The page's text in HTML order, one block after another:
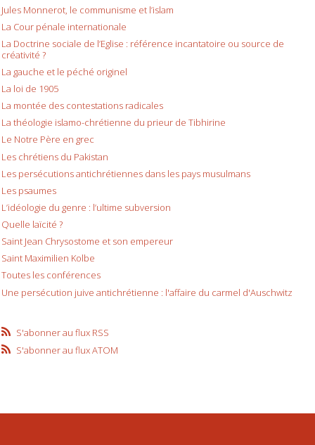
Jules Monnerot, le communisme et l’islam
La Cour pénale internationale
La Doctrine sociale de l’Eglise : référence incantatoire ou source de
créativité ?
La gauche et le péché originel
La loi de 1905
La montée des contestations radicales
La théologie islamo-chrétienne du prieur de Tibhirine
Le Notre Père en grec
Les chrétiens du Pakistan
Les persécutions antichrétiennes dans les pays musulmans
Les psaumes
L’idéologie du genre : l’ultime subversion
Quelle laïcité ?
Saint Jean Chrysostome et son empereur
Saint Maximilien Kolbe
Toutes les conférences
Une persécution juive antichrétienne : l'affaire du carmel d'Auschwitz
S'abonner au flux RSS
S'abonner au flux ATOM